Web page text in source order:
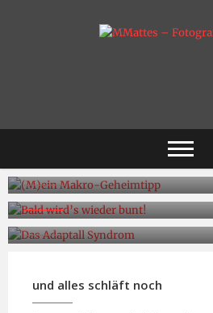
(M)ein Makro-Geheimtipp
Bald wird’s wieder bunt!
Das Adaptall Syndrom
und alles schläft noch